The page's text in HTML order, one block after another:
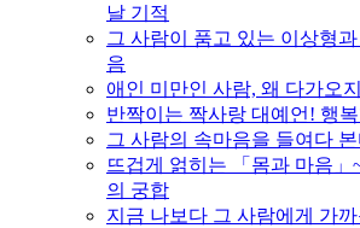
날 기적
그 사람이 품고 있는 이상형
음
애인 미만인 사람, 왜 다가오
반짝이는 짝사랑 대예언! 행
그 사람의 속마음을 들여다
뜨겁게 얽히는 「몸과 마음
의 궁합
지금 나보다 그 사람에게 가